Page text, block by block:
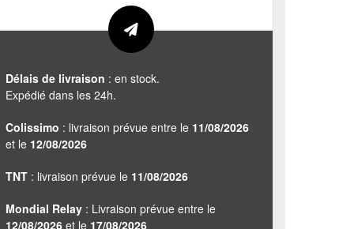
Délais de livraison : en stock.
Expédié dans les 24h.
Colissimo : livraison prévue entre le 11/08/2026
et le 12/08/2026
TNT : livraison prévue le 11/08/2026
Mondial Relay : Livraison prévue entre le
12/08/2026 et le 17/08/2026